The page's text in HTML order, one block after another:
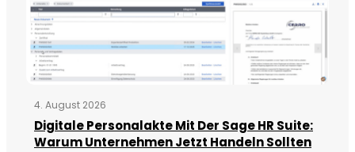
4. August 2026
Digitale Personalakte Mit Der Sage HR Suite:
Warum Unternehmen Jetzt Handeln Sollten